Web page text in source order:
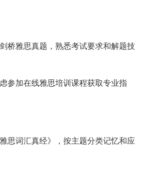
桥雅思真题，熟悉考试要求和解题技
参加在线雅思培训课程获取专业指
思词汇真经》，按主题分类记忆和应